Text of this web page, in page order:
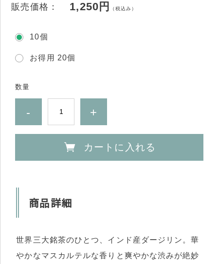
販売価格： 1,250円 （税込み）
10個
お得用 20個
数量
- +
カートに入れる
商品詳細
世界三大銘茶のひとつ、インド産ダージリン。華
やかなマスカルテルな香りと爽やかな渋みが絶妙